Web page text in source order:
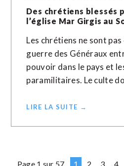
Des chrétiens blessés
l’église Mar Girgis au
Les chrétiens ne sont
guerre des Généraux
pouvoir dans le pays et
paramilitaires. Le culte
LIRE LA SUITE →
Page 1 sur 57 1 2 3 4